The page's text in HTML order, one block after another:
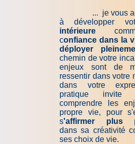
... je vous
à développer
intérieure
confiance dans la
déployer
chemin de votre
enjeux sont de
ressentir dans votre
dans votre
pratique invite
comprendre les
propre vie, pour
s'affirmer plus
dans sa créativité
ses choix de vie.